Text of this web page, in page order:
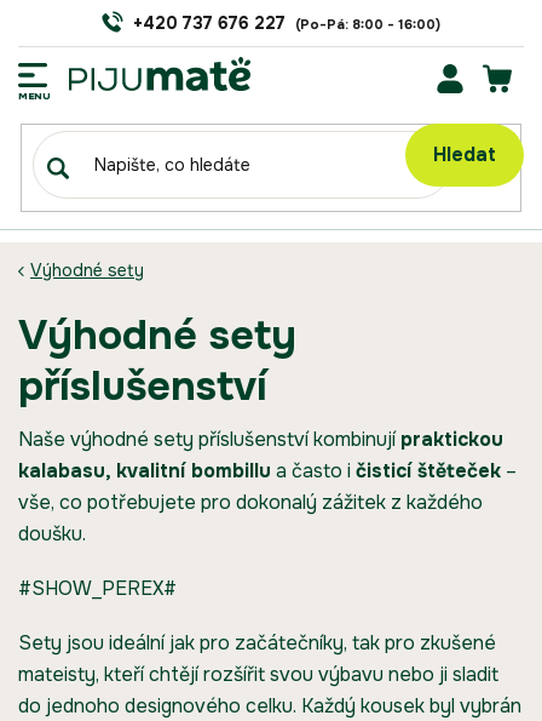
Hledat
+420 737 676 227
Výhodné sety
výhodné sety
příslušenství
Naše výhodné sety příslušenství kombinujípraktickou
kalabasu, kvalitní bombillu a často i čisticí štěteček –
vše, co potřebujete pro dokonalý zážitek z každého
doušku.
#SHOW_PEREX#
Sety jsou ideální jak pro začátečníky, tak pro zkušené
mateisty, kteří chtějí rozšířit svou výbavu nebo ji sladit
do jednoho designového celku. Každý kousek byl vybrán